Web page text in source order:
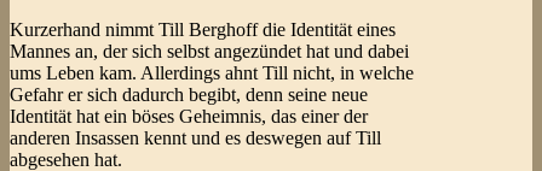
Kurzerhand nimmt Till Berghoff die Identität eines
Mannes an, der sich selbst angezündet hat und dabei
ums Leben kam. Allerdings ahnt Till nicht, in welche
Gefahr er sich dadurch begibt, denn seine neue
Identität hat ein böses Geheimnis, das einer der
anderen Insassen kennt und es deswegen auf Till
abgesehen hat.